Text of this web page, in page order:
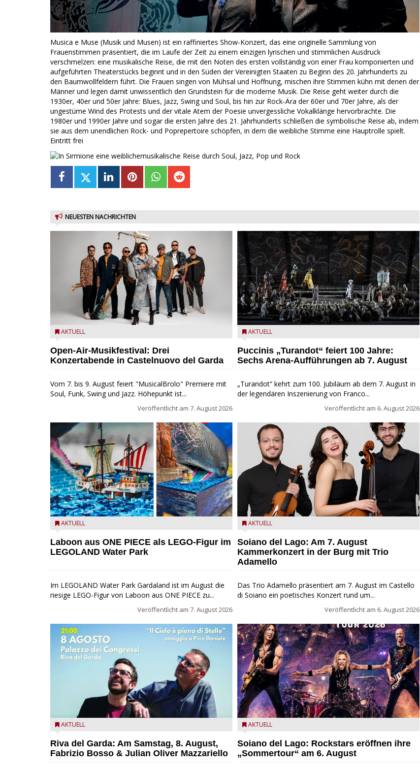
Musica e Muse (Musik und Musen) ist ein raffiniertes Show-Konzert, das eine originelle Sammlung von
Frauenstimmen präsentiert, die im Laufe der Zeit zu einem einzigen lyrischen und stimmlichen Ausdruck
verschmelzen: eine musikalische Reise, die mit den Noten des ersten vollständig von einer Frau komponierten und
aufgeführten Theaterstücks beginnt und in den Süden der Vereinigten Staaten zu Beginn des 20. Jahrhunderts zu
den Baumwollfeldern führt. Die Frauen singen von Mühsal und Hoffnung, mischen ihre Stimmen kühn mit denen der
Männer und legen damit unwissentlich den Grundstein für die moderne Musik. Die Reise geht weiter durch die
1930er, 40er und 50er Jahre: Blues, Jazz, Swing und Soul, bis hin zur Rock-Ära der 60er und 70er Jahre, als der
ungestüme Wind des Protests und der vitale Atem der Poesie unvergessliche Vokalklänge hervorbrachte. Die
1980er und 1990er Jahre und sogar die ersten Jahre des 21. Jahrhunderts schließen die symbolische Reise ab, indem
sie aus dem unendlichen Rock- und Poprepertoire schöpfen, in dem die weibliche Stimme eine Hauptrolle spielt.
Eintritt frei
NEUESTEN NACHRICHTEN
Castelnuovo del Garda: Die "Dirotta su Cuba" zu Gast
AKTUELL
Open-Air-Musikfestival: Drei
Konzertabende in Castelnuovo del Garda
Vom 7. bis 9. August feiert "MusicalBrolo" Premiere mit
Soul, Funk, Swing und Jazz. Höhepunkt ist...
Veröffentlicht am 7. August 2026
Laboon aus ONE PIECE als LEGO-Figur im LEGOLAND
AKTUELL
Laboon aus ONE PIECE als LEGO-Figur im
LEGOLAND Water Park
Im LEGOLAND Water Park Gardaland ist im August die
riesige LEGO-Figur von Laboon aus ONE PIECE zu...
Veröffentlicht am 7. August 2026
Fabrizio Bosso & Julian Oliver Mazzariello zu Gast beim
AKTUELL
Riva del Garda: Am Samstag, 8. August,
Fabrizio Bosso & Julian Oliver Mazzariello
Turandot in der Arena von Verona - Ennevi für
AKTUELL
Puccinis „Turandot“ feiert 100 Jahre:
Sechs Arena-Aufführungen ab 7. August
„Turandot“ kehrt zum 100. Jubiläum ab dem 7. August in
der legendären Inszenierung von Franco...
Veröffentlicht am 6. August 2026
Trio Adamello
AKTUELL
Soiano del Lago: Am 7. August
Kammerkonzert in der Burg mit Trio
Adamello
Das Trio Adamello präsentiert am 7. August im Castello
di Soiano ein poetisches Konzert rund um...
Veröffentlicht am 6. August 2026
Stef Burns, Will Hunt und Andrea Torresani im Summer
AKTUELL
Soiano del Lago: Rockstars eröffnen ihre
„Sommertour“ am 6. August